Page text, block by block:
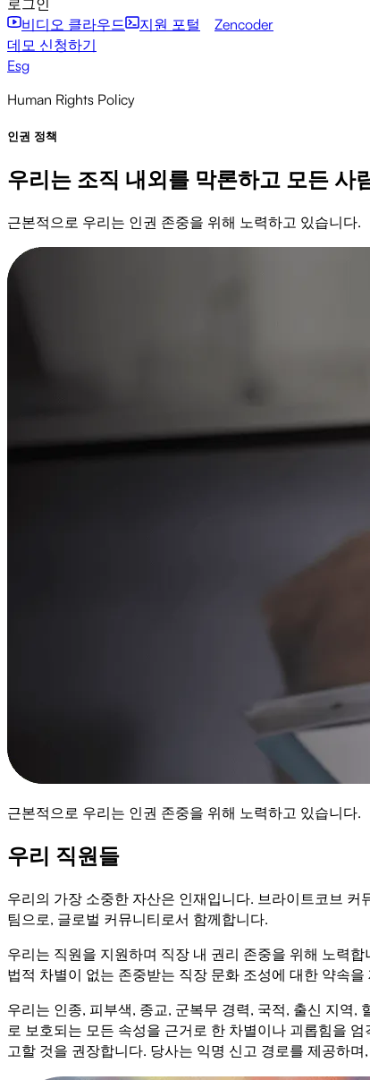
비디오 클라우드
지원 포털
Zencoder
데모 신청하기
Esg
Human Rights Policy
인권 정책
우리는 조직 내외를 막론하고 모든 사
근본적으로 우리는 인권 존중을 위해 노력하고 있습니다.
근본적으로 우리는 인권 존중을 위해 노력하고 있습니다.
우리 직원들
우리의 가장 소중한 자산은 인재입니다. 브라이트코브
팀으로, 글로벌 커뮤니티로서 함께합니다.
우리는 직원을 지원하며 직장 내 권리 존중을 위해 노력
법적 차별이 없는 존중받는 직장 문화 조성에 대한 약속을
우리는 인종, 피부색, 종교, 군복무 경력, 국적, 출신 지역,
로 보호되는 모든 속성을 근거로 한 차별이나 괴롭힘을
고할 것을 권장합니다. 당사는 익명 신고 경로를 제공하